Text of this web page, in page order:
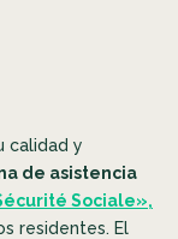
calidad y
de asistencia
Sociale»,
residentes. El